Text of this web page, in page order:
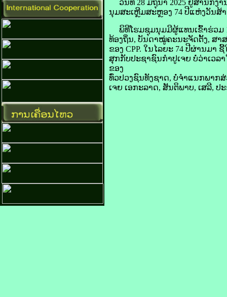
ວັນ​ທີ 28 ມິຖຸນາ 2025 ຢູ່​ສຳນັກງ
ນຸມ​ສະເຫຼີມສະຫຼອງ 74 ປີ​ແຫ່ງ​ວັນ​ສ້າງ
ພິທີ​ໂຮມ​ຊຸມນຸມ​ມີ​ຜູ້​ແທນ​ເຂົ້າ​ຮ່ວມ
ທ້ອງຖິ່ນ, ບັນດາ​ໝູ່​ຄະນະ​ຈັດ​ຕັ້ງ, ສາ​
ຂອງ CPP. ໃນ​ໄລຍະ 74 ປີຜ່ານມ
ສຸກ​ກັບ​ປະຊາຊົນ​ກຳປູເຈຍ ບໍ່​ວ່າ​ເວ
ຂອງ​
ທົ່ວ​ປວງ​ຊົນ​ທັງ​ຊາດ, ບໍ່​ຈຳແນກ​ພາກ
ເຈຍ ເອກະລາດ, ສັນຕິພາບ, ເສລີ,